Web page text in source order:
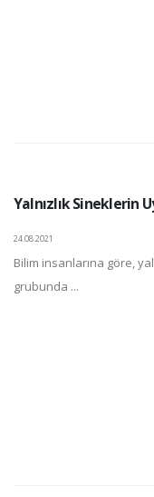
Yalnızlık Sineklerin
24.08.2021
Bilim insanlarına göre,
grubunda ...